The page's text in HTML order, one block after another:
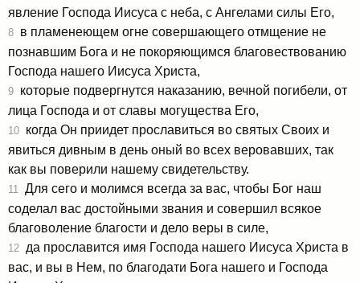
явление Господа Иисуса с неба, с Ангелами силы Его,
8 в пламенеющем огне совершающего отмщение не
познавшим Бога и не покоряющимся благовествованию
Господа нашего Иисуса Христа,
9 которые подвергнутся наказанию, вечной погибели, от
лица Господа и от славы могущества Его,
10 когда Он приидет прославиться во святых Своих и
явиться дивным в день оный во всех веровавших, так
как вы поверили нашему свидетельству.
11
Для сего и молимся всегда за вас, чтобы Бог наш
соделал вас достойными звания и совершил всякое
благоволение благости и дело веры в силе,
12 да прославится имя Господа нашего Иисуса Христа в
вас, и вы в Нем, по благодати Бога нашего и Господа